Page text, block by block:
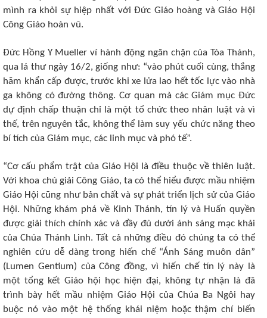
mình ra khỏi sự hiệp nhất với Đức Giáo hoàng và Giáo Hội
Công Giáo hoàn vũ.
Đức Hồng Y Mueller ví hành động ngăn chặn của Tòa Thánh,
qua lá thư ngày 16/2, giống như: “vào phút cuối cùng, thắng
hãm khẩn cấp được, trước khi xe lửa lao hết tốc lực vào nhà
ga không có đường thông. Cơ quan mà các Giám mục Đức
dự định chấp thuận chỉ là một tổ chức theo nhân luật và vì
thế, trên nguyên tắc, không thể làm suy yếu chức năng theo
bí tích của Giám mục, các linh mục và phó tế”.
“Cơ cấu phẩm trật của Giáo Hội là điều thuộc về thiên luật.
Với khoa chú giải Công Giáo, ta có thể hiểu được mầu nhiệm
Giáo Hội cũng như bản chất và sự phát triển lịch sử của Giáo
Hội. Những khám phá về Kinh Thánh, tín lý và Huấn quyền
được giải thích chính xác và đầy đủ dưới ánh sáng mạc khải
của Chúa Thánh Linh. Tất cả những điều đó chúng ta có thể
nghiên cứu dễ dàng trong hiến chế “Ánh Sáng muôn dân”
(Lumen Gentium) của Công đồng, vì hiến chế tín lý này là
một tổng kết Giáo hội học hiện đại, không tự nhận là đã
trình bày hết mầu nhiệm Giáo Hội của Chúa Ba Ngôi hay
buộc nó vào một hệ thống khái niệm hoặc thậm chí biến